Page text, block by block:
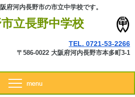
立長野中学校
府河内長野市の市立中学校です。
TEL. 0721-53-2266
〒586-0022 大阪府河内長野市本多町3-1